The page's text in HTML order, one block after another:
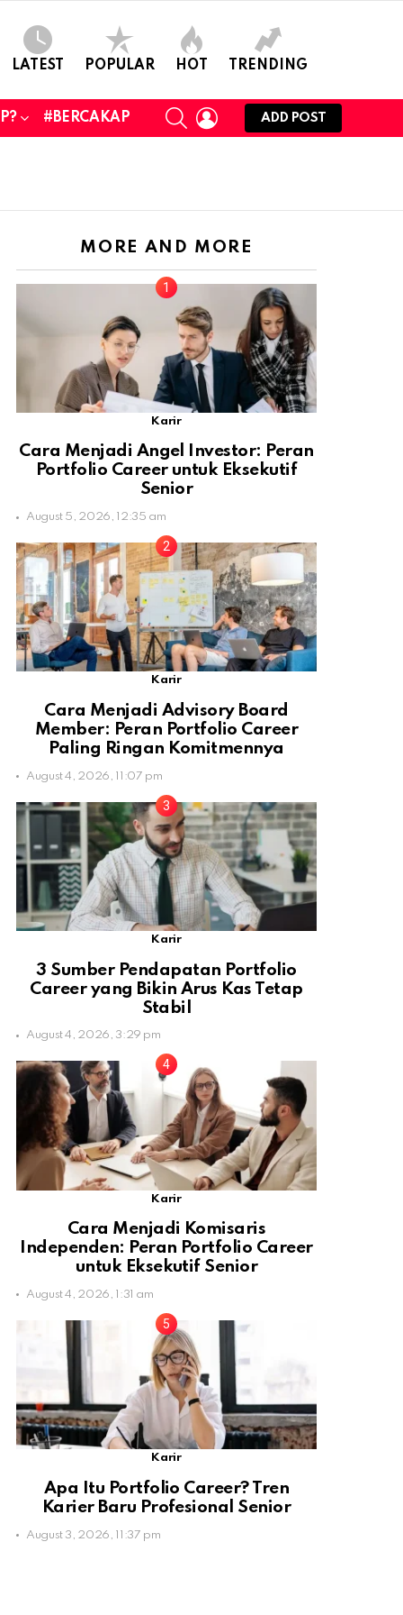
LATEST POPULAR HOT TRENDING
#BERCAKAP
SEARCHLOGIN
ADD POST
MORE AND MORE
Karir
Cara Menjadi Angel Investor: Peran
Portfolio Career untuk Eksekutif
Senior
August 5, 2026, 12:35 am
Karir
Cara Menjadi Advisory Board
Member: Peran Portfolio Career
Paling Ringan Komitmennya
August 4, 2026, 11:07 pm
Karir
3 Sumber Pendapatan Portfolio
Career yang Bikin Arus Kas Tetap
Stabil
August 4, 2026, 3:29 pm
Karir
Cara Menjadi Komisaris
Independen: Peran Portfolio Career
untuk Eksekutif Senior
August 4, 2026, 1:31 am
Karir
Apa Itu Portfolio Career? Tren
Karier Baru Profesional Senior
August 3, 2026, 11:37 pm